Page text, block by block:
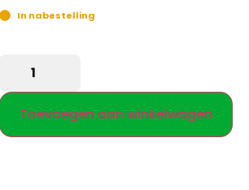
In nabestelling
Toevoegen aan winkelwagen